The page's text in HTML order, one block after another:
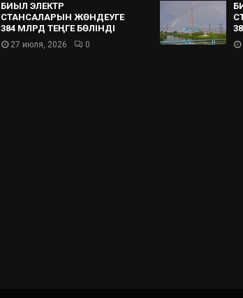
БИЫЛ ЭЛЕКТР
СТАНСАЛАРЫН ЖӨНДЕУГЕ
384 МЛРД ТЕҢГЕ БӨЛІНДІ
27 июля, 2026 0